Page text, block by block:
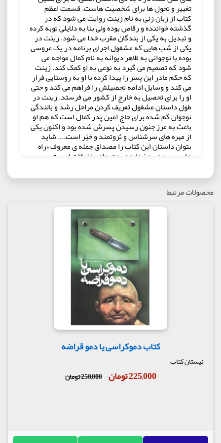
تغییر و تحول ها برای شخصیت هاست. قسمت اعظم
کتاب از زبان زنی به نام زینت روایت می شود که در
گذشته خواننده و رقاص بوده ولی بنا به دلایلی توبه کرده
و تبدیل به یکی از بندگان مقرب خدا می شود. زینت در
یکی از شب هایی که مشغول اجرای برنامه در یک عروسی
بوده با نوجوانی به ظاهر دیوانه به نام کمال مواجه می
شود که تصمیم می گیرد به نوعی به او کمک کند. زینت
که حکم مادر این پسر را پیدا کرده با او به روستایی فرار
می کند و وسایل ادامه تحصیلش را فراهم می کند و حتی
او را برای تحصیل به خارج از کشور می فرستد. زینت در
طول داستان مشغول تعریف کردن مراحل رشد و بالندگی
نوجوان گم شده برای حاج امین پدر کمال است که هم او
باعث به مرز جنون رسیدن پسرش شده بود و اکنون یکی
از مهره های سرشناس و ثروتمند و خیّر است.... شاید
بتوان داستان این کتاب را مصداق جمله ی معروف «راه
های رسیدن به خداوند به تعداد مخلوقات اوست»
روح انسان همیشه در حال تغییر است. این همان ویژگی
است که او را از سایر موجودات متمایز کرده است. گاهی
تغییر در زندگی انسان باعث سقوط او می‌شود و گاهی به
واسطه‌ی لطف و عنایت خدا انقلابی درون انسان شکل
می‌گیرد که او را از بی‌بند و باری مراتبی از ایمان و کمال
می‌رساند. همین تغییرات روحی و فکری بشر زمانی که از
طریق ادبیات روایت می‌شوند، می‌تواند جذاب‌تر و
تاثیرگذارتر باشد.
مولف : سید مهدی شجاعی
ناشر : انتشارات نیستان کتاب
محصولات مرتبط
کتاب دموکراسی یا دمو قراضه
نیستان کتاب
225,000 تومان 250,000 تومان